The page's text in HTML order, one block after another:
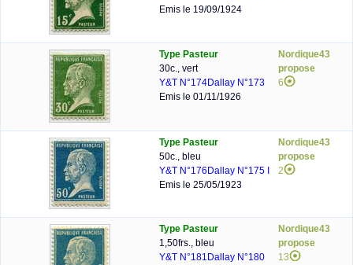
Emis le 19/09/1924
Type Pasteur
30c., vert
Y&T N°174Dallay N°173
Emis le 01/11/1926
Nordique43
propose
6
Type Pasteur
50c., bleu
Y&T N°176 Dallay N°175 I
Emis le 25/05/1923
Nordique43
propose
2
Type Pasteur
1,50frs., bleu
Y&T N°181 Dallay N°180
Nordique43
propose
13